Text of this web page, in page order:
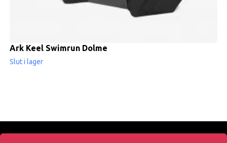
Ark Keel Swimrun Dolme
Slut i lager